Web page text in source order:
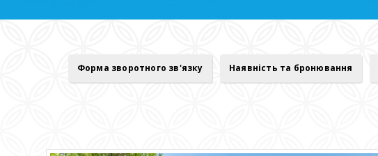
Форма зворотного зв'язку Наявність та бронювання